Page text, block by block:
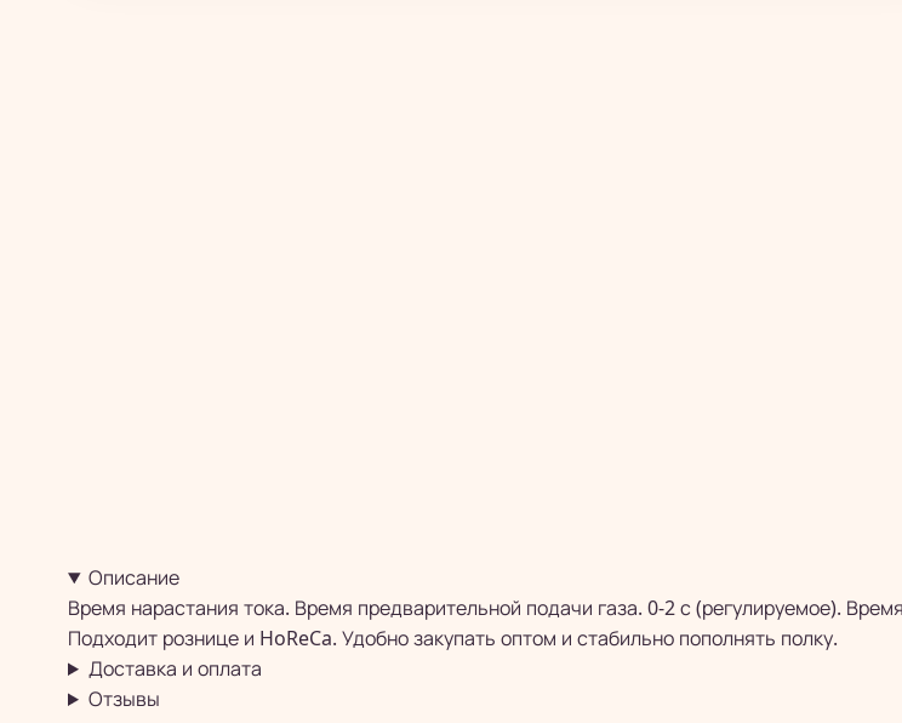
Описание
Время нарастания тока. Время предварительной подачи газа. 0-2 с (регулируемое).
Подходит рознице и HoReCa. Удобно закупать оптом и стабильно пополнять полку.
Доставка и оплата
Отзывы